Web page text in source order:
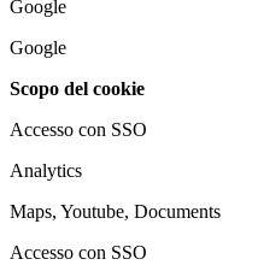
Google
Google
Scopo del cookie
Accesso con SSO
Analytics
Maps, Youtube, Documents
Accesso con SSO